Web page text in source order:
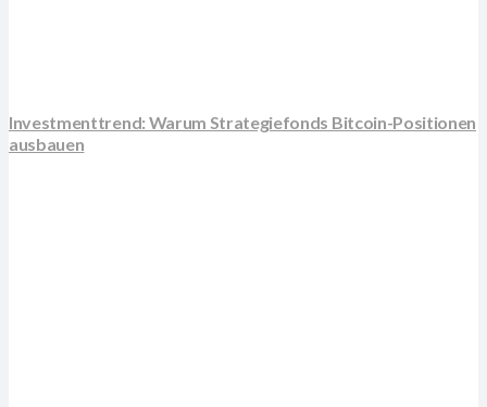
Investmenttrend: Warum Strategiefonds Bitcoin-Positionen
ausbauen